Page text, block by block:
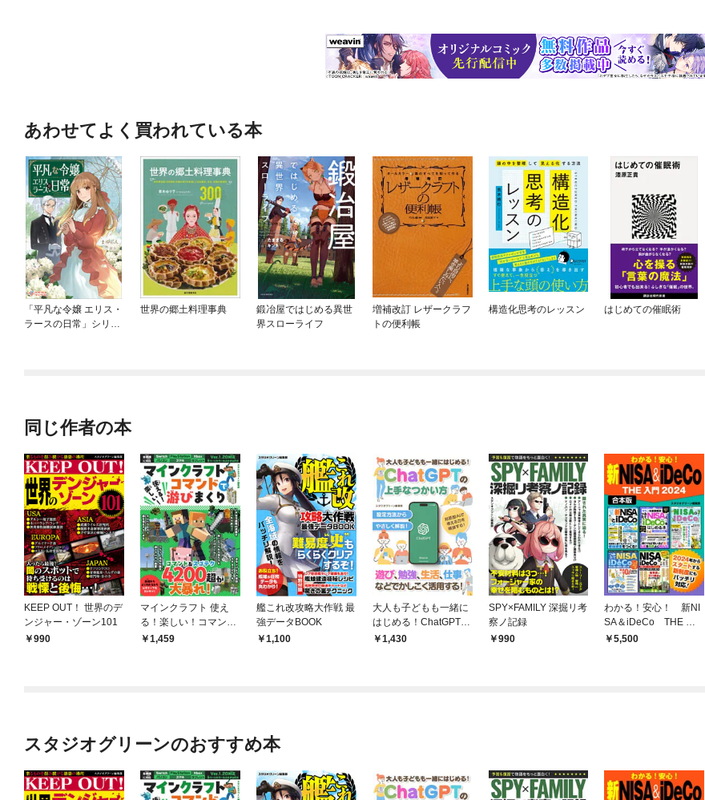
あわせてよく買われている本
「平凡な令嬢 エリス・
ラースの日常」シリー
世界の郷土料理事典
鍛冶屋ではじめる異世
界スローライフ
増補改訂 レザークラフ
トの便利帳
構造化思考のレッスン はじめての催眠術
同じ作者の本
KEEP OUT！ 世界のデ
ンジャー・ゾーン101
990
マインクラフト 使え
る！楽しい！コマンド
で游びまくり
1,459
艦これ改攻略大作戦 最
強データBOOK
1,100
大人も子どもも一緒に
はじめる！ChatGPTの
上手なつかい方
1,430
SPY×FAMILY 深掘リ考
察ノ記録
990
わかる！安心！ 新NI
SA＆iDeCo THE 入
門2024【合本版】
5,500
スタジオグリーンのおすすめ本